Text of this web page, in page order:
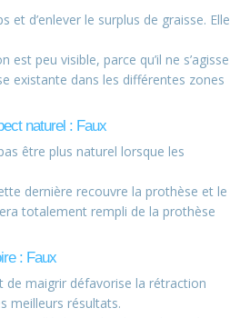
d’enlever le surplus de graisse. Elle
peu visible, parce qu’il ne s’agisse
existante dans les différentes zones
naturel : Faux
être plus naturel lorsque les
dernière recouvre la prothèse et le
totalement rempli de la prothèse
: Faux
maigrir défavorise la rétraction
meilleurs résultats.